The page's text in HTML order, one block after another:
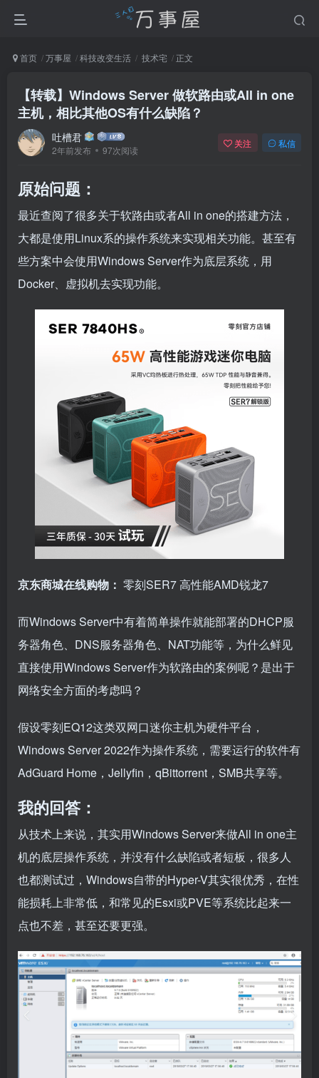
首页 万事屋 科技改变生活 技术宅 正文
【转载】Windows Server 做软路由或All in one
主机，相比其他OS有什么缺陷？
吐槽君
2年前发布 97次阅读
关注 私信
原始问题：
最近查阅了很多关于软路由或者All in one的搭建方法，
大都是使用Linux系的操作系统来实现相关功能。甚至有
些方案中会使用Windows Server作为底层系统，用
Docker、虚拟机去实现功能。
京东商城在线购物： 零刻SER7 高性能AMD锐龙7
而Windows Server中有着简单操作就能部署的DHCP服
务器角色、DNS服务器角色、NAT功能等，为什么鲜见
直接使用Windows Server作为软路由的案例呢？是出于
网络安全方面的考虑吗？
假设零刻EQ12这类双网口迷你主机为硬件平台，
Windows Server 2022作为操作系统，需要运行的软件有
AdGuard Home，Jellyfin，qBittorrent，SMB共享等。
我的回答：
从技术上来说，其实用Windows Server来做All in one主
机的底层操作系统，并没有什么缺陷或者短板，很多人
也都测试过，Windows自带的Hyper-V其实很优秀，在性
能损耗上非常低，和常见的Esxi或PVE等系统比起来一
点也不差，甚至还要更强。